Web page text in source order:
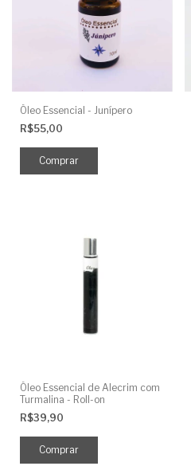
Óleo Essencial - Junípero
R$55,00
Óleo Essencial de Alecrim com
Turmalina - Roll-on
R$39,90